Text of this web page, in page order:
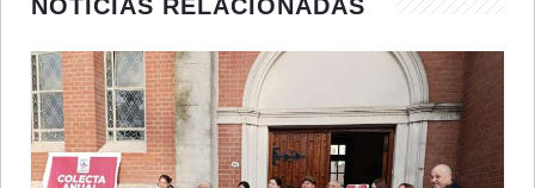
NOTICIAS RELACIONADAS